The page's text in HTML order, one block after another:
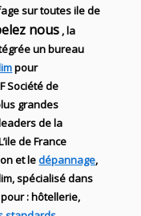
sur toutes ile de
nous , la
un bureau
pour
Société de
grandes
de la
de France
et ledépannage,
spécialisé dans
pour : hôtellerie,